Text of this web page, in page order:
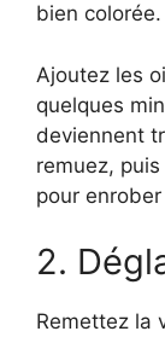
bien colorée.
Ajoutez les
quelques
deviennent
remuez,
pour
2.
Remettez la